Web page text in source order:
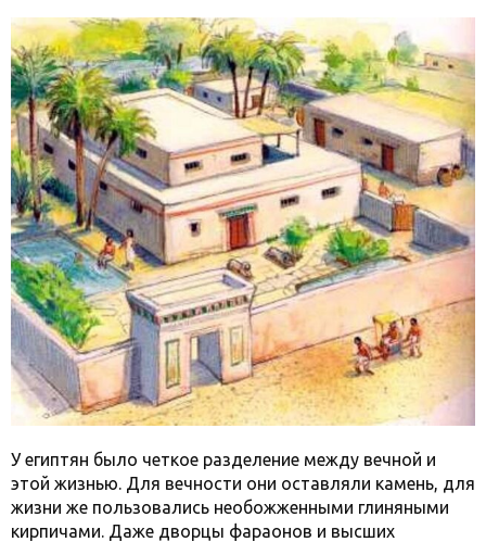
У египтян было четкое разделение между вечной и
этой жизнью. Для вечности они оставляли камень, для
жизни же пользовались необожженными глиняными
кирпичами. Даже дворцы фараонов и высших